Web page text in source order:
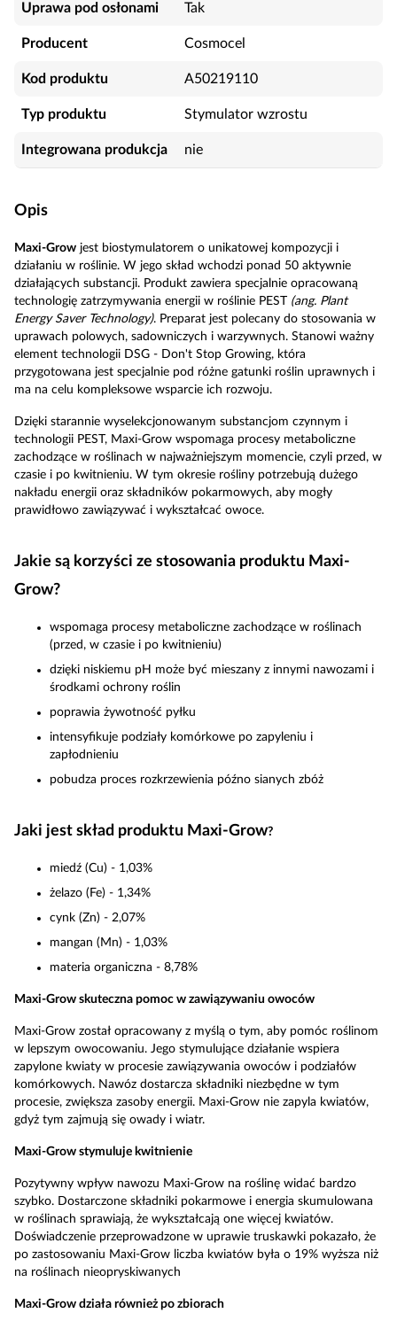
Uprawa pod osłonami Tak
Producent Cosmocel
Kod produktu A50219110
Typ produktu Stymulator wzrostu
Integrowana produkcja nie
Opis
Maxi-Grow jest biostymulatorem o unikatowej kompozycji i
działaniu w roślinie. W jego skład wchodzi ponad 50 aktywnie
działających substancji. Produkt zawiera specjalnie opracowaną
technologię zatrzymywania energii w roślinie PEST (ang. Plant
Energy Saver Technology). Preparat jest polecany do stosowania w
uprawach polowych, sadowniczych i warzywnych. Stanowi ważny
element technologii DSG - Don't Stop Growing, która
przygotowana jest specjalnie pod różne gatunki roślin uprawnych i
ma na celu kompleksowe wsparcie ich rozwoju.
Dzięki starannie wyselekcjonowanym substancjom czynnym i
technologii PEST, Maxi-Grow wspomaga procesy metaboliczne
zachodzące w roślinach w najważniejszym momencie, czyli przed, w
czasie i po kwitnieniu. W tym okresie rośliny potrzebują dużego
nakładu energii oraz składników pokarmowych, aby mogły
prawidłowo zawiązywać i wykształcać owoce.
Jakie są korzyści ze stosowania produktu Maxi-
Grow?
wspomaga procesy metaboliczne zachodzące w roślinach
(przed, w czasie i po kwitnieniu)
dzięki niskiemu pH może być mieszany z innymi nawozami i
środkami ochrony roślin
poprawia żywotność pyłku
intensyfikuje podziały komórkowe po zapyleniu i
zapłodnieniu
pobudza proces rozkrzewienia późno sianych zbóż
Jaki jest skład produktu Maxi-Grow?
miedź (Cu) - 1,03%
żelazo (Fe) - 1,34%
cynk (Zn) - 2,07%
mangan (Mn) - 1,03%
materia organiczna - 8,78%
Maxi-Grow skuteczna pomoc w zawiązywaniu owoców
Maxi-Grow został opracowany z myślą o tym, aby pomóc roślinom
w lepszym owocowaniu. Jego stymulujące działanie wspiera
zapylone kwiaty w procesie zawiązywania owoców i podziałów
komórkowych. Nawóz dostarcza składniki niezbędne w tym
procesie, zwiększa zasoby energii. Maxi-Grow nie zapyla kwiatów,
gdyż tym zajmują się owady i wiatr.
Maxi-Grow stymuluje kwitnienie
Pozytywny wpływ nawozu Maxi-Grow na roślinę widać bardzo
szybko. Dostarczone składniki pokarmowe i energia skumulowana
w roślinach sprawiają, że wykształcają one więcej kwiatów.
Doświadczenie przeprowadzone w uprawie truskawki pokazało, że
po zastosowaniu Maxi-Grow liczba kwiatów była o 19% wyższa niż
na roślinach nieopryskiwanych
Maxi-Grow działa również po zbiorach